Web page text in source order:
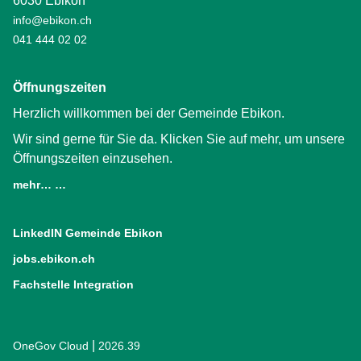
info@ebikon.ch
041 444 02 02
Öffnungszeiten
Herzlich willkommen bei der Gemeinde Ebikon.
Wir sind gerne für Sie da. Klicken Sie auf mehr, um unsere
Öffnungszeiten einzusehen.
mehr… …
LinkedIN Gemeinde Ebikon
jobs.ebikon.ch
Fachstelle Integration
OneGov Cloud (External Link)
2026.39